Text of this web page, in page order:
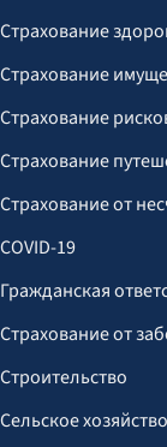
Страхование
Страхование
Страхование
Страхование
Страхование от
COVID-19
Гражданская
Страхование от
Строительство
Сельское хозяйство